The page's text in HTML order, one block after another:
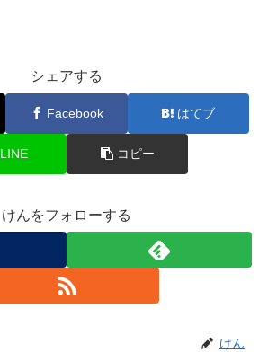
シェアする
Facebook はてブ
LINE コピー
けんをフォローする
けん